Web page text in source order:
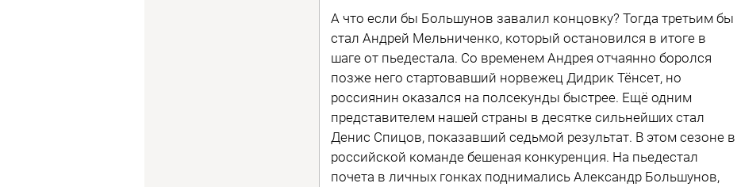
А что если бы Большунов завалил концовку? Тогда третьим бы
стал Андрей Мельниченко, который остановился в итоге в
шаге от пьедестала. Со временем Андрея отчаянно боролся
позже него стартовавший норвежец Дидрик Тёнсет, но
россиянин оказался на полсекунды быстрее. Ещё одним
представителем нашей страны в десятке сильнейших стал
Денис Спицов, показавший седьмой результат. В этом сезоне в
российской команде бешеная конкуренция. На пьедестал
почета в личных гонках поднимались Александр Большунов,